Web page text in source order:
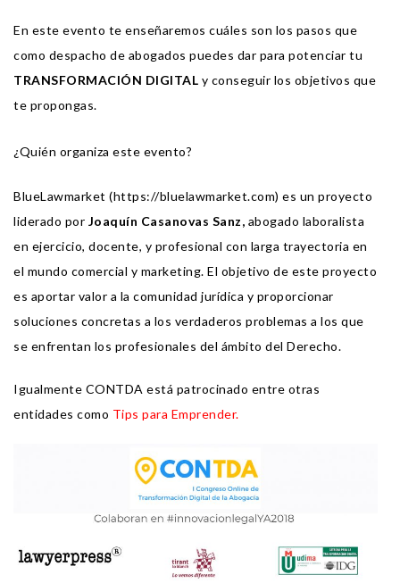
En este evento te enseñaremos cuáles son los pasos que
como despacho de abogados puedes dar para potenciar tu
TRANSFORMACIÓN DIGITAL y conseguir los objetivos que
te propongas.
¿Quién organiza este evento?
BlueLawmarket (https://bluelawmarket.com) es un proyecto
liderado por Joaquín Casanovas Sanz, abogado laboralista
en ejercicio, docente, y profesional con larga trayectoria en
el mundo comercial y marketing. El objetivo de este proyecto
es aportar valor a la comunidad jurídica y proporcionar
soluciones concretas a los verdaderos problemas a los que
se enfrentan los profesionales del ámbito del Derecho.
Igualmente CONTDA está patrocinado entre otras
entidades como Tips para Emprender.